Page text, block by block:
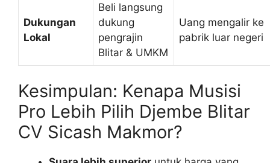
Dukungan
Lokal
Beli langsung
dukung
pengrajin
Blitar & UMKM
Uang mengalir ke
pabrik luar negeri
Kesimpulan: Kenapa Musisi
Pro Lebih Pilih Djembe Blitar
CV Sicash Makmor?